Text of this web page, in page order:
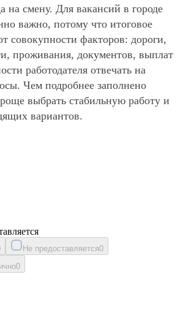
на смену. Для вакансий в городе
важно, потому что итоговое
совокупности факторов: дороги,
проживания, документов, выплат
работодателя отвечать на
Чем подробнее заполнено
выбрать стабильную работу и
вариантов.
Не предоставляется0
0